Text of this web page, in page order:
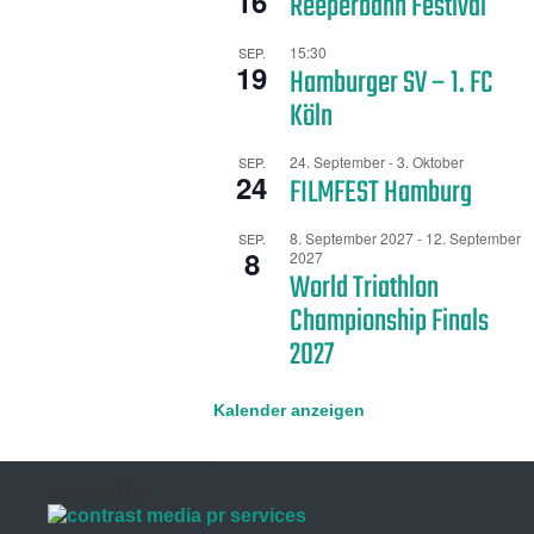
SEP.
19
15:30
Hamburger SV – 1. FC
Köln
SEP.
24
24. September-3. Oktober
FILMFEST Hamburg
SEP.
8
8. September 2027- 12. September
2027
World Triathlon
Championship Finals
2027
Kalender anzeigen